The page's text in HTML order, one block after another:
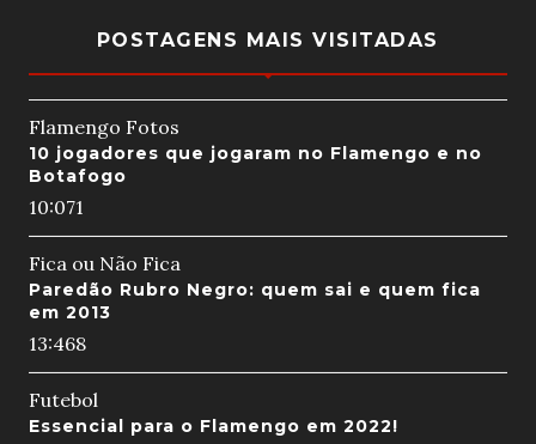
POSTAGENS MAIS VISITADAS
Flamengo Fotos
10 jogadores que jogaram no Flamengo e no
Botafogo
10:071
Fica ou Não Fica
Paredão Rubro Negro: quem sai e quem fica
em 2013
13:468
Futebol
Essencial para o Flamengo em 2022!